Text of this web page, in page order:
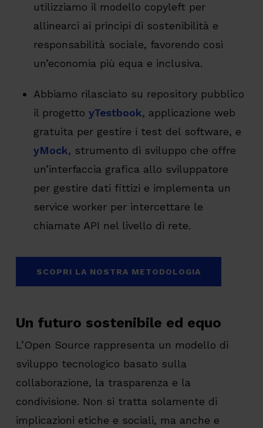
utilizziamo il modello copyleft per
allinearci ai principi di sostenibilità e
responsabilità sociale, favorendo così
un’economia più equa e inclusiva.
Abbiamo rilasciato su repository pubblico
il progetto yTestbook, applicazione web
gratuita per gestire i test del software, e
yMock, strumento di sviluppo che offre
un’interfaccia grafica allo sviluppatore
per gestire dati fittizi e implementa un
service worker per intercettare le
chiamate API nel livello di rete.
SCOPRI LA NOSTRA METODOLOGIA
Un futuro sostenibile ed equo
L’Open Source rappresenta un modello di
sviluppo tecnologico basato sulla
collaborazione, la trasparenza e la
condivisione. Non si tratta solamente di
implicazioni etiche e sociali, ma anche e